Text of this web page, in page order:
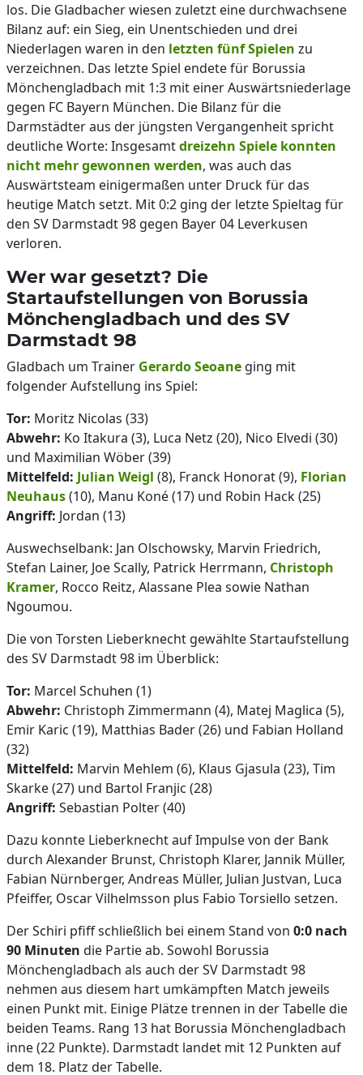
los. Die Gladbacher wiesen zuletzt eine durchwachsene
Bilanz auf: ein Sieg, ein Unentschieden und drei
Niederlagen waren in den letzten fünf Spielen zu
verzeichnen. Das letzte Spiel endete für Borussia
Mönchengladbach mit 1:3 mit einer Auswärtsniederlage
gegen FC Bayern München. Die Bilanz für die
Darmstädter aus der jüngsten Vergangenheit spricht
deutliche Worte: Insgesamtdreizehn Spiele konnten
nicht mehr gewonnen werden, was auch das
Auswärtsteam einigermaßen unter Druck für das
heutige Match setzt. Mit 0:2 ging der letzte Spieltag für
den SV Darmstadt 98 gegen Bayer 04 Leverkusen
verloren.
Wer war gesetzt? Die
Startaufstellungen von Borussia
Mönchengladbach und des SV
Darmstadt 98
Gladbach um Trainer Gerardo Seoane ging mit
folgender Aufstellung ins Spiel:
Tor: Moritz Nicolas (33)
Abwehr: Ko Itakura (3), Luca Netz (20), Nico Elvedi (30)
und Maximilian Wöber (39)
Mittelfeld: Julian Weigl (8), Franck Honorat (9), Florian
Neuhaus(10), Manu Koné (17) und Robin Hack (25)
Angriff: Jordan (13)
Auswechselbank: Jan Olschowsky, Marvin Friedrich,
Stefan Lainer, Joe Scally, Patrick Herrmann, Christoph
Kramer, Rocco Reitz, Alassane Plea sowie Nathan
Ngoumou.
Die von Torsten Lieberknecht gewählte Startaufstellung
des SV Darmstadt 98 im Überblick:
Tor: Marcel Schuhen (1)
Abwehr: Christoph Zimmermann (4), Matej Maglica (5),
Emir Karic (19), Matthias Bader (26) und Fabian Holland
(32)
Mittelfeld: Marvin Mehlem (6), Klaus Gjasula (23), Tim
Skarke (27) und Bartol Franjic (28)
Angriff: Sebastian Polter (40)
Dazu konnte Lieberknecht auf Impulse von der Bank
durch Alexander Brunst, Christoph Klarer, Jannik Müller,
Fabian Nürnberger, Andreas Müller, Julian Justvan, Luca
Pfeiffer, Oscar Vilhelmsson plus Fabio Torsiello setzen.
Der Schiri pfiff schließlich bei einem Stand von 0:0 nach
90 Minuten die Partie ab. Sowohl Borussia
Mönchengladbach als auch der SV Darmstadt 98
nehmen aus diesem hart umkämpften Match jeweils
einen Punkt mit. Einige Plätze trennen in der Tabelle die
beiden Teams. Rang 13 hat Borussia Mönchengladbach
inne (22 Punkte). Darmstadt landet mit 12 Punkten auf
dem 18. Platz der Tabelle.